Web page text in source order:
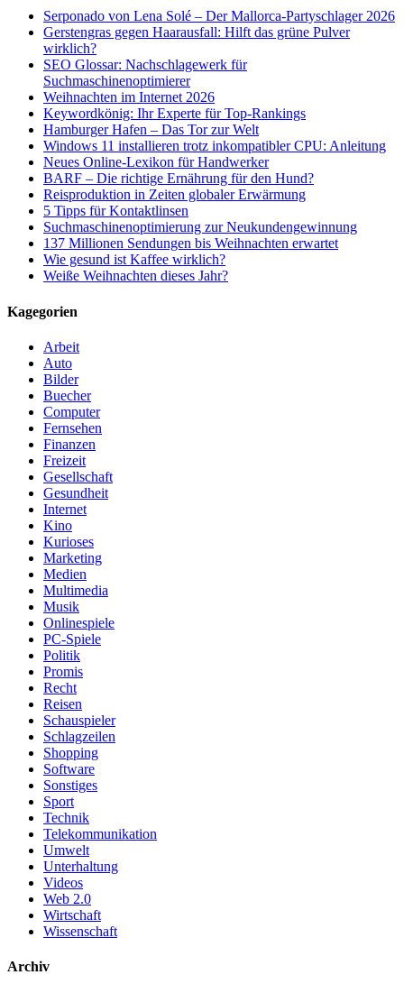
Serponado von Lena Solé – Der Mallorca-Partyschlager 2026
Gerstengras gegen Haarausfall: Hilft das grüne Pulver
wirklich?
SEO Glossar: Nachschlagewerk für
Suchmaschinenoptimierer
Weihnachten im Internet 2026
Keywordkönig: Ihr Experte für Top-Rankings
Hamburger Hafen – Das Tor zur Welt
Windows 11 installieren trotz inkompatibler CPU: Anleitung
Neues Online-Lexikon für Handwerker
BARF – Die richtige Ernährung für den Hund?
Reisproduktion in Zeiten globaler Erwärmung
5 Tipps für Kontaktlinsen
Suchmaschinenoptimierung zur Neukundengewinnung
137 Millionen Sendungen bis Weihnachten erwartet
Wie gesund ist Kaffee wirklich?
Weiße Weihnachten dieses Jahr?
Kagegorien
Arbeit
Auto
Bilder
Buecher
Computer
Fernsehen
Finanzen
Freizeit
Gesellschaft
Gesundheit
Internet
Kino
Kurioses
Marketing
Medien
Multimedia
Musik
Onlinespiele
PC-Spiele
Politik
Promis
Recht
Reisen
Schauspieler
Schlagzeilen
Shopping
Software
Sonstiges
Sport
Technik
Telekommunikation
Umwelt
Unterhaltung
Videos
Web 2.0
Wirtschaft
Wissenschaft
Archiv